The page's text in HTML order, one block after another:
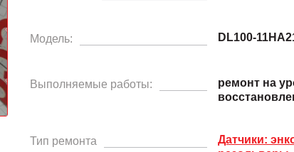
Модель: DL100-
Выполняемые работы:
ремонт на
Тип ремонта
Датчики: